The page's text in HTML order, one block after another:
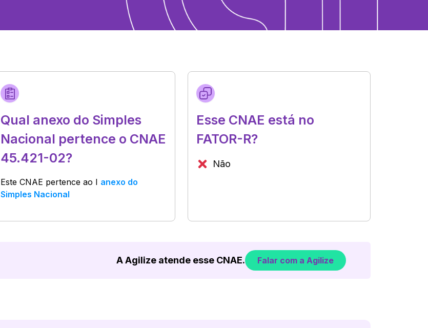
Qual anexo do Simples
Nacional pertence o CNAE
45.421-02?
Este CNAE pertence ao I anexo do
Simples Nacional
Esse CNAE está no
FATOR-R?
Não
A Agilize atende esse CNAE. Falar com a Agilize